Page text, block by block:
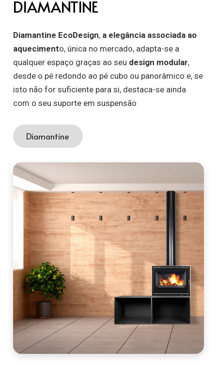
DIAMANTINE
Diamantine EcoDesign, a elegância associada ao
aquecimento, única no mercado, adapta-se a
qualquer espaço graças ao seu design modular,
desde o pé redondo ao pé cubo ou panorâmico e, se
isto não for suficiente para si, destaca-se ainda
com o seu suporte em suspensão
Diamantine